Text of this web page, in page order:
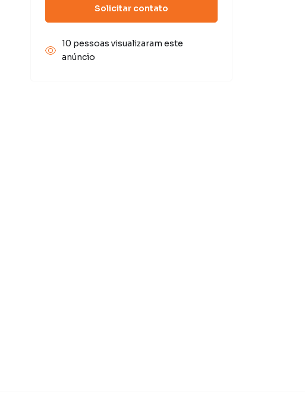
Solicitar contato
10 pessoas visualizaram este
anúncio